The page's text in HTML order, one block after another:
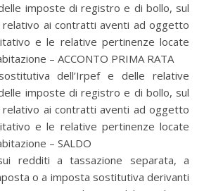
imposte di registro e di bollo, sul
relativo ai contratti aventi ad oggetto
e le relative pertinenze locate
– ACCONTO PRIMA RATA
dell’Irpef e delle relative
imposte di registro e di bollo, sul
relativo ai contratti aventi ad oggetto
e le relative pertinenze locate
– SALDO
redditi a tassazione separata, a
o a imposta sostitutiva derivanti